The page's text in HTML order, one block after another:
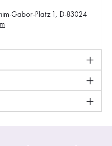
Gabor-Platz 1, D-83024